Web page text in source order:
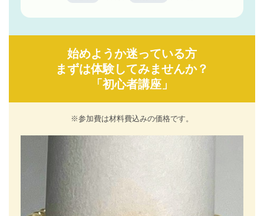
始めようか迷っている方
まずは体験してみませんか？
「初心者講座」
※参加費は材料費込みの価格です。